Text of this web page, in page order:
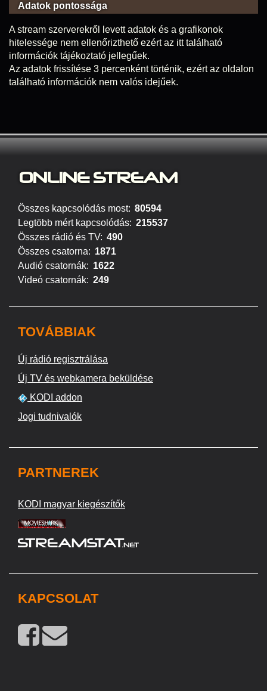
Adatok pontossága
A stream szerverekről levett adatok és a grafikonok
hitelessége nem ellenőrizthető ezért az itt található
információk tájékoztató jellegűek.
Az adatok frissítése 3 percenként történik, ezért az oldalon
található információk nem valós idejűek.
ONLINE STREAM
Összes kapcsolódás most: 80594
Legtöbb mért kapcsolódás: 215537
Összes rádió és TV: 490
Összes csatorna: 1871
Audió csatornák: 1622
Videó csatornák: 249
TOVÁBBIAK
Új rádió regisztrálása
Új TV és webkamera beküldése
KODI addon
Jogi tudnivalók
PARTNEREK
KODI magyar kiegészítők
KAPCSOLAT